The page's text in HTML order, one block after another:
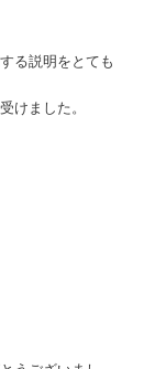
る説明をとても
けました。